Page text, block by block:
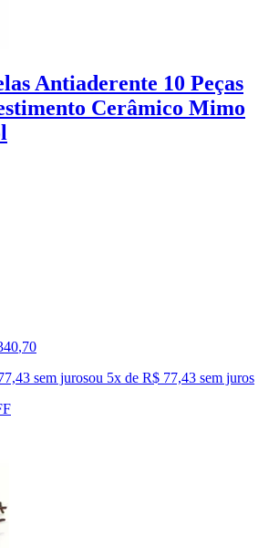
Antiaderente 10 Peças
Cerâmico Mimo
,70
sem jurosou 5x de R$ 77,43 sem juros